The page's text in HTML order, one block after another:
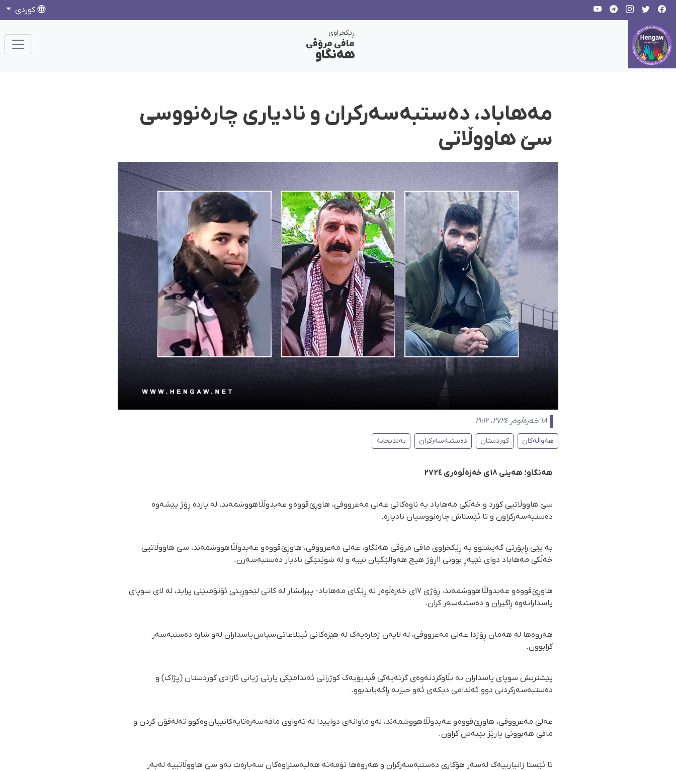
كوردی
ڕێکخراوی
مافی مرۆڤی
هەنگاو
مەهاباد، دەستبەسەرکران و نادیاری چارەنووسی
سێ هاووڵاتی
١٨ خەزەڵوەر ٢٧٢٤، ٢١:١٢
هەواڵەکان کوردستان دەستبەسەرکران بەندیخانە
هەنگاو؛ هەینی ١٨ی خەزەڵوەری ٢٧٢٤
سێ هاووڵاتیی کورد و خەڵکی مەهاباد بە ناوەکانی عەلی مەعرووفی، هاوڕێ قووە و عەبدوڵڵا هووشمەند، لە یازدە ڕۆژ پێشەوە
دەستبەسەرکراون و تا ئێستاش چارەنووسیان نادیارە.
بە پێی ڕاپۆرتی گەیشتوو بە ڕێکخراوی مافی مرۆڤی هەنگاو، عەلی مەعرووفی، هاوڕێ قووە و عەبدوڵڵا هووشمەند، سێ هاووڵاتیی
خەڵکی مەهاباد دوای تێپەڕ بوونی ١١ڕۆژ هیچ هەواڵێکیان نییە و لە شوێنێکی نادیار دەستبەسەرن.
هاوڕێ قووە و عەبدوڵڵا هووشمەند، ڕۆژی ١٧ی خەزەڵوەر لە ڕێگای مەهاباد- پیرانشار لە کاتی لێخوڕینی ئۆتۆمبێلی پراید، لە لای سوپای
پاسدارانەوە ڕاگیران و دەستبەسەر کران.
هەروەها لە هەمان ڕۆژدا عەلی مەعرووفی، لە لایەن ژمارەیەک لە هێزەکانی ئیتلاعاتی سپاس پاسداران لەو شارە دەستبەسەر
کرابوون.
پێشتریش سوپای پاسداران بە بڵاوکردنەوەی گرتەیەکی ڤیدیۆیەک کوژرانی ئەندامێکی پارتی ژیانی ئازادی کوردستان (پژاک) و
دەستبەسەرکردنی دوو ئەندامی دیکەی ئەو حیزبە ڕاگەیاندبوو.
عەلی مەعرووفی، هاوڕێ قووە و عەبدوڵڵا هووشمەند، لەو ماوانەی دواییدا لە تەواوی مافە سەرەتایەکانییان وەکوو تەلەفۆن کردن و
مافی هەبوونی پارێز بێبەش کراون.
تا ئێستا زانیارییەک لەسەر هۆکاری دەستبەسەرکران و هەروەها تۆمەتە هەڵبەستراوەکان سەبارەت بەو سێ هاووڵاتییە لەبەر